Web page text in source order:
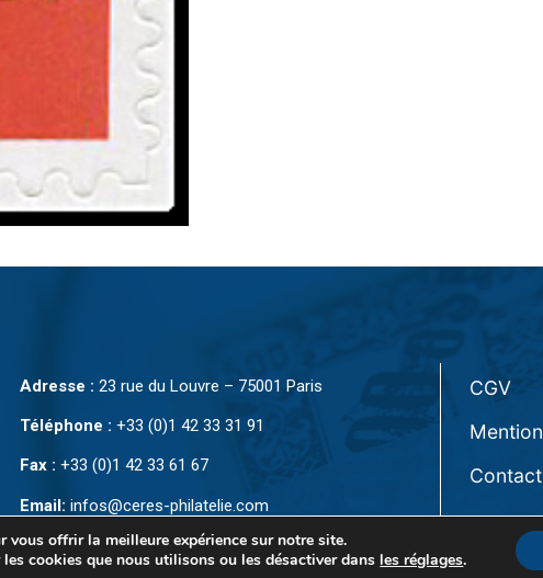
Adresse : 23 rue du Louvre – 75001 Paris
Téléphone : +33 (0)1 42 33 31 91
Fax : +33 (0)1 42 33 61 67
Email: infos@ceres-philatelie.com
CGV
Contact
vous offrir la meilleure expérience sur notre site.
cookies que nous utilisons ou les désactiver dans les réglages.